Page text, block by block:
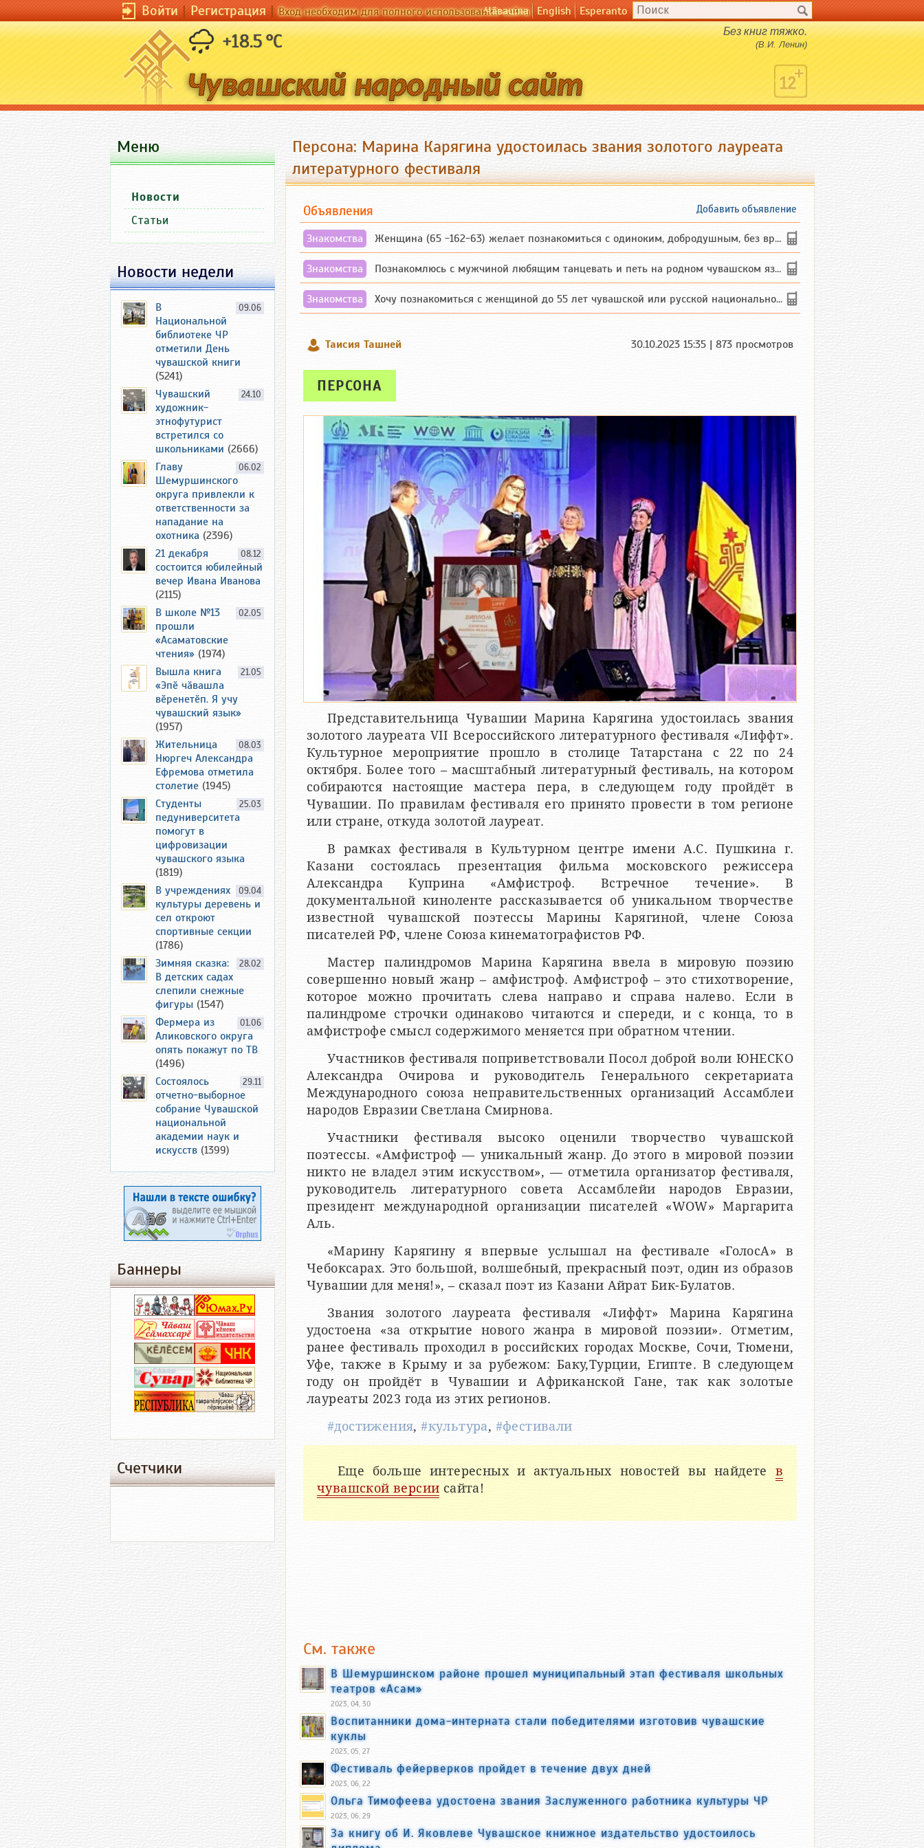
Войти|Регистрация|Вход необходим для полного использования сайта
Чӑвашла English Esperanto
+18.5 °C Без книг тяжко.
(В.И. Ленин)
Персона: Марина Карягина удостоилась звания золотого лауреата
литературного фестиваля
Добавить объявление
Объявления
Знакомства Женщина (65 -162-63) желает познакомиться с одиноким, добродушным, без вредных ...
Знакомства Познакомлюсь с мужчиной любящим танцевать и петь на родном чувашском языке
Знакомства Хочу познакомиться с женщиной до 55 лет чувашской или русской национальности дл...
Таисия Ташней 30.10.2023 15:35 | 873 просмотров
ПЕРСОНА
Представительница Чувашии Марина Карягина удостоилась звания
золотого лауреата VII Всероссийского литературного фестиваля «Лиффт».
Культурное мероприятие прошло в столице Татарстана с 22 по 24
октября. Более того – масштабный литературный фестиваль, на котором
собираются настоящие мастера пера, в следующем году пройдёт в
Чувашии. По правилам фестиваля его принято провести в том регионе
или стране, откуда золотой лауреат.
В рамках фестиваля в Культурном центре имени А.С. Пушкина г.
Казани состоялась презентация фильма московского режиссера
Александра Куприна «Амфистроф. Встречное течение». В
документальной киноленте рассказывается об уникальном творчестве
известной чувашской поэтессы Марины Карягиной, члене Союза
писателей РФ, члене Союза кинематографистов РФ.
Мастер палиндромов Марина Карягина ввела в мировую поэзию
совершенно новый жанр – амфистроф. Амфистроф – это стихотворение,
которое можно прочитать слева направо и справа налево. Если в
палиндроме строчки одинаково читаются и спереди, и с конца, то в
амфистрофе смысл содержимого меняется при обратном чтении.
Участников фестиваля поприветствовали Посол доброй воли ЮНЕСКО
Александра Очирова и руководитель Генерального секретариата
Международного союза неправительственных организаций Ассамблеи
народов Евразии Светлана Смирнова.
Участники фестиваля высоко оценили творчество чувашской
поэтессы. «Амфистроф — уникальный жанр. До этого в мировой поэзии
никто не владел этим искусством», — отметила организатор фестиваля,
руководитель литературного совета Ассамблейи народов Евразии,
президент международной организации писателей «WOW» Маргарита
Аль.
«Марину Карягину я впервые услышал на фестивале «ГолосА» в
Чебоксарах. Это большой, волшебный, прекрасный поэт, один из образов
Чувашии для меня!», – сказал поэт из Казани Айрат Бик-Булатов.
Звания золотого лауреата фестиваля «Лиффт» Марина Карягина
удостоена «за открытие нового жанра в мировой поэзии». Отметим,
ранее фестиваль проходил в российских городах Москве, Сочи, Тюмени,
Уфе, также в Крыму и за рубежом: Баку,Турции, Египте. В следующем
году он пройдёт в Чувашии и Африканской Гане, так как золотые
лауреаты 2023 года из этих регионов.
#достижения,#культура, #фестивали
Еще больше интересных и актуальных новостей вы найдете в
чувашской версии сайта!
См. также
В Шемуршинском районе прошел муниципальный этап фестиваля школьных
театров «Асам»
2023, 04, 30
Воспитанники дома-интерната стали победителями изготовив чувашские
куклы
2023, 05, 27
Фестиваль фейерверков пройдет в течение двух дней
2023, 06, 22
Ольга Тимофеева удостоена звания Заслуженного работника культуры ЧР
2023, 06, 29
За книгу об И. Яковлеве Чувашское книжное издательство удостоилось
Меню
Новости
Статьи
Новости недели
09.06
В
Национальной
библиотеке ЧР
отметили День
чувашской книги
(5241)
24.10
Чувашский
художник-
этнофутурист
встретился со
школьниками (2666)
06.02
Главу
Шемуршинского
округа привлекли к
ответственности за
нападание на
охотника (2396)
08.12
21 декабря
состоится юбилейный
вечер Ивана Иванова
(2115)
02.05
В школе №13
прошли
«Асаматовские
чтения» (1974)
21.05
Вышла книга
«Эпӗ чӑвашла
вӗренетӗп. Я учу
чувашский язык»
(1957)
08.03
Жительница
Нюргеч Александра
Ефремова отметила
столетие (1945)
25.03
Студенты
педуниверситета
помогут в
цифровизации
чувашского языка
(1819)
09.04
В учреждениях
культуры деревень и
сел откроют
спортивные секции
(1786)
28.02
Зимняя сказка:
В детских садах
слепили снежные
фигуры (1547)
01.06
Фермера из
Аликовского округа
опять покажут по ТВ
(1496)
29.11
Состоялось
отчетно-выборное
собрание Чувашской
национальной
академии наук и
искусств (1399)
Баннеры
Счетчики